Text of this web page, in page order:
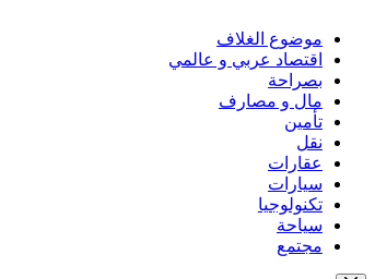
موضوع الغلاف
اقتصاد عربي و عالمي
بصراحة
مال و مصارف
تأمين
نقل
عقارات
سيارات
تكنولوجيا
سياحة
مجتمع